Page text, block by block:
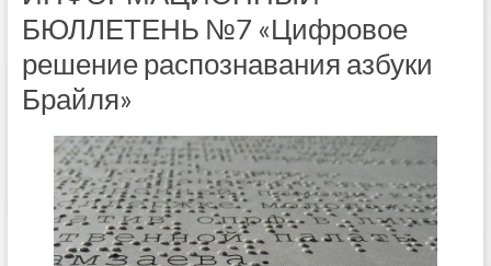
БЮЛЛЕТЕНЬ №7 «Цифровое
решение распознавания азбуки
Брайля»